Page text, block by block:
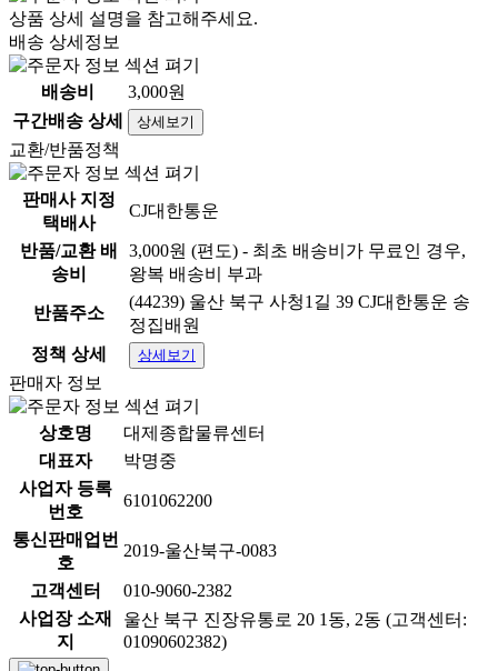
.
상품 상세 설명을 참고해주세요.
배송 상세정보
배송비
3,000원
구간배송 상세
상세보기
교환/반품정책
판매사 지정
택배사
CJ대한통운
반품/교환 배
송비
3,000원 (편도) - 최초 배송비가 무료인 경우,
왕복 배송비 부과
반품주소
(44239) 울산 북구 사청1길 39 CJ대한통운 송
정집배원
정책 상세
상세보기
판매자 정보
상호명
대제종합물류센터
대표자
박명중
사업자 등록
번호
6101062200
통신판매업번
호
2019-울산북구-0083
고객센터
010-9060-2382
사업장 소재
지
울산 북구 진장유통로 20 1동, 2동 (고객센터:
01090602382)